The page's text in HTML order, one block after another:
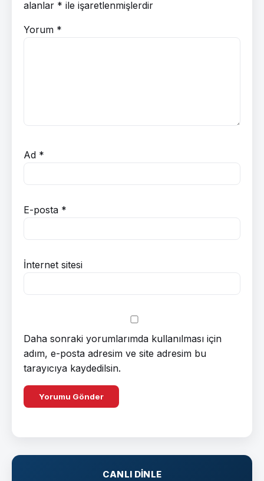
alanlar * ile işaretlenmişlerdir
Yorum *
Ad *
E-posta *
İnternet sitesi
Daha sonraki yorumlarımda kullanılması için
adım, e-posta adresim ve site adresim bu
tarayıcıya kaydedilsin.
CANLI DINLE